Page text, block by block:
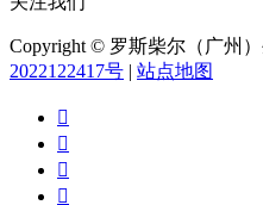
Copyright © 罗斯柴尔（广州
2022122417号 | 站点地图



